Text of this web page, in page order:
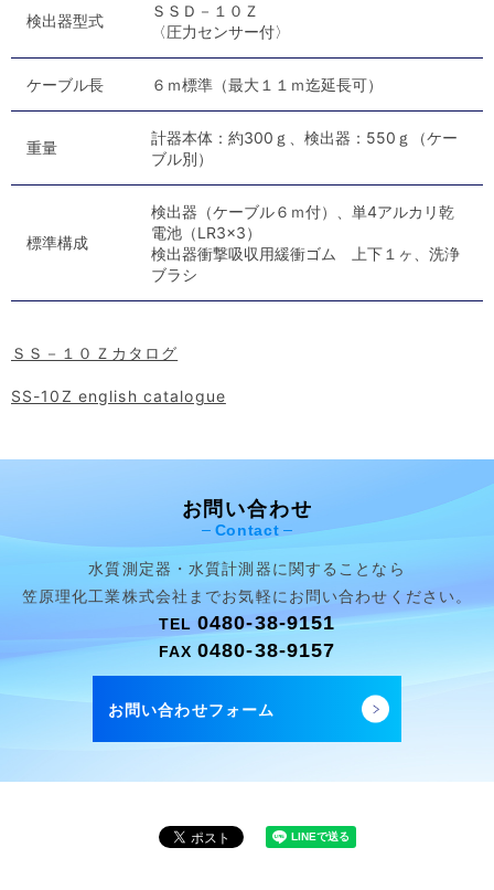
検出器型式
ＳＳＤ－１０Ｚ
〈圧力センサー付〉
ケーブル長 ６ｍ標準（最大１１ｍ迄延長可）
重量
計器本体：約300ｇ、検出器：550ｇ（ケー
ブル別）
標準構成
検出器（ケーブル６ｍ付）、単4アルカリ乾
電池（LR3×3）
検出器衝撃吸収用緩衝ゴム 上下１ヶ、洗浄
ブラシ
ＳＳ－１０Ｚカタログ
SS-10Z english catalogue
お問い合わせ
Contact
水質測定器・水質計測器に関することなら
笠原理化工業株式会社までお気軽にお問い合わせください。
TEL0480-38-9151
FAX0480-38-9157
お問い合わせフォーム